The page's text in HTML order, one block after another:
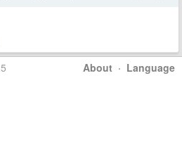
About · Language